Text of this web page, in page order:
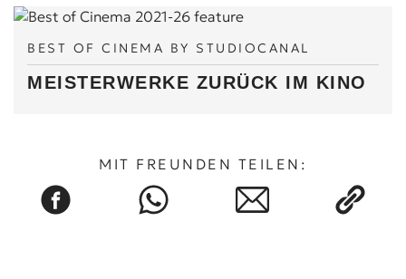
BEST OF CINEMA BY STUDIOCANAL
MEISTERWERKE ZURÜCK IM KINO
MIT FREUNDEN TEILEN: